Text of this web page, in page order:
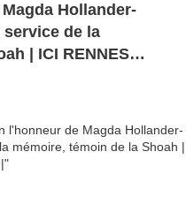
Hollander-
de la
| ICI RENNES